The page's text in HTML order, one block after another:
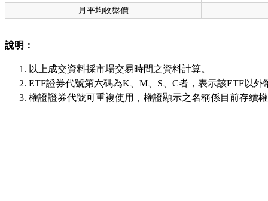
月平均收盤價
說明：
以上成交資料採市場交易時間之資料計算。
ETF證券代號第六碼為K、M、S、C者，表示該ETF以外
權證證券代號可重複使用，權證顯示之名稱係目前存續